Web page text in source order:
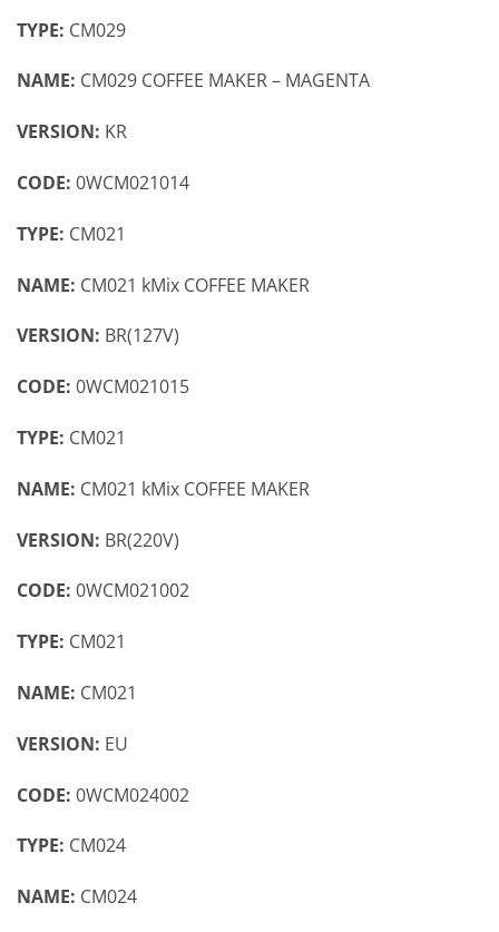
TYPE: CM029
NAME: CM029 COFFEE MAKER – MAGENTA
VERSION: KR
CODE: 0WCM021014
TYPE: CM021
NAME: CM021 kMix COFFEE MAKER
VERSION: BR(127V)
CODE: 0WCM021015
TYPE: CM021
NAME: CM021 kMix COFFEE MAKER
VERSION: BR(220V)
CODE: 0WCM021002
TYPE: CM021
NAME: CM021
VERSION: EU
CODE: 0WCM024002
TYPE: CM024
NAME: CM024